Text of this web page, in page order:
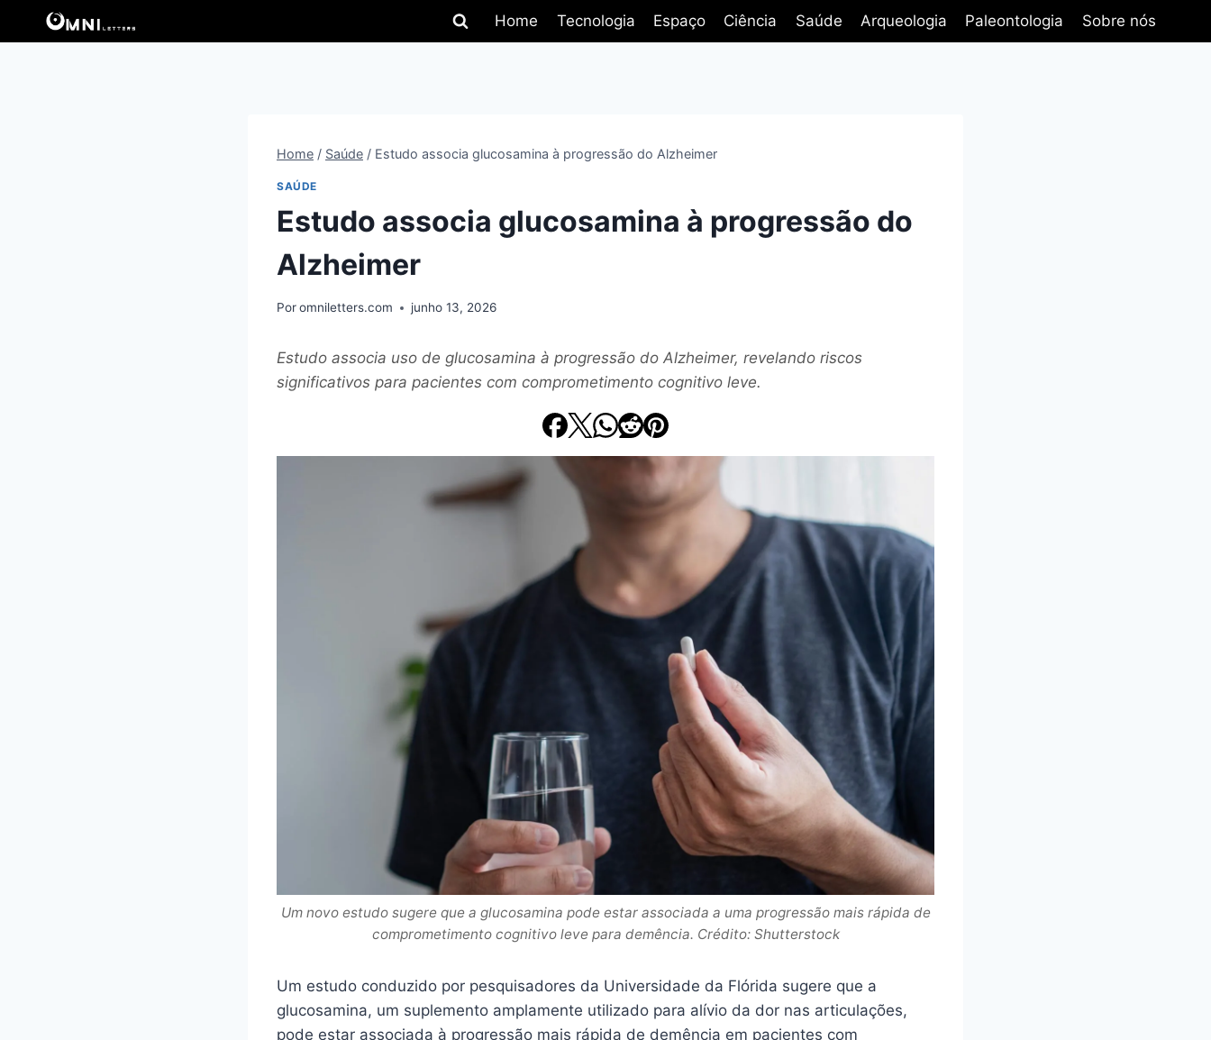
Home Tecnologia Espaço Ciência Saúde Arqueologia Paleontologia Sobre nós
Home / Saúde / Estudo associa glucosamina à progressão do Alzheimer
SAÚDE
Estudo associa glucosamina à progressão do
Alzheimer
Poromniletters.com junho 13, 2026
Estudo associa uso de glucosamina à progressão do Alzheimer, revelando riscos
significativos para pacientes com comprometimento cognitivo leve.
Um novo estudo sugere que a glucosamina pode estar associada a uma progressão mais rápida de
comprometimento cognitivo leve para demência. Crédito: Shutterstock
Um estudo conduzido por pesquisadores da Universidade da Flórida sugere que a
glucosamina, um suplemento amplamente utilizado para alívio da dor nas articulações,
pode estar associada à progressão mais rápida de demência em pacientes com